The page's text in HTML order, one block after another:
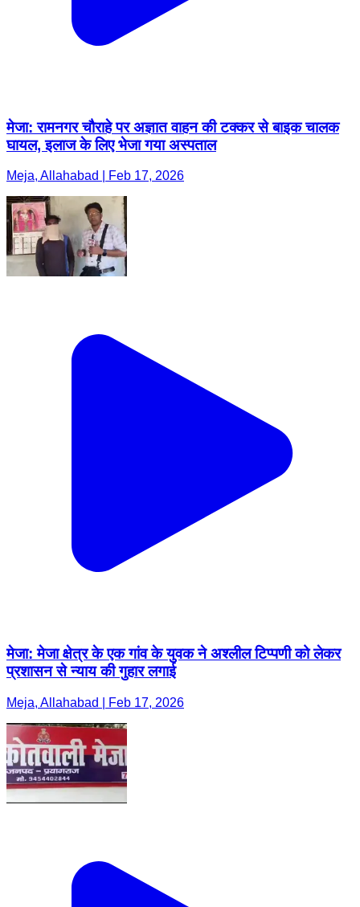
मेजा: रामनगर चौराहे पर अज्ञात वाहन की टक्कर से बाइक चालक
घायल, इलाज के लिए भेजा गया अस्पताल
Meja, Allahabad | Feb 17, 2026
मेजा: मेजा क्षेत्र के एक गांव के युवक ने अश्लील टिप्पणी को लेकर
प्रशासन से न्याय की गुहार लगाई
Meja, Allahabad | Feb 17, 2026